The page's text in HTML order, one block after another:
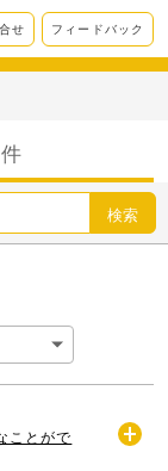
せ フィードバック
検索
ことがで